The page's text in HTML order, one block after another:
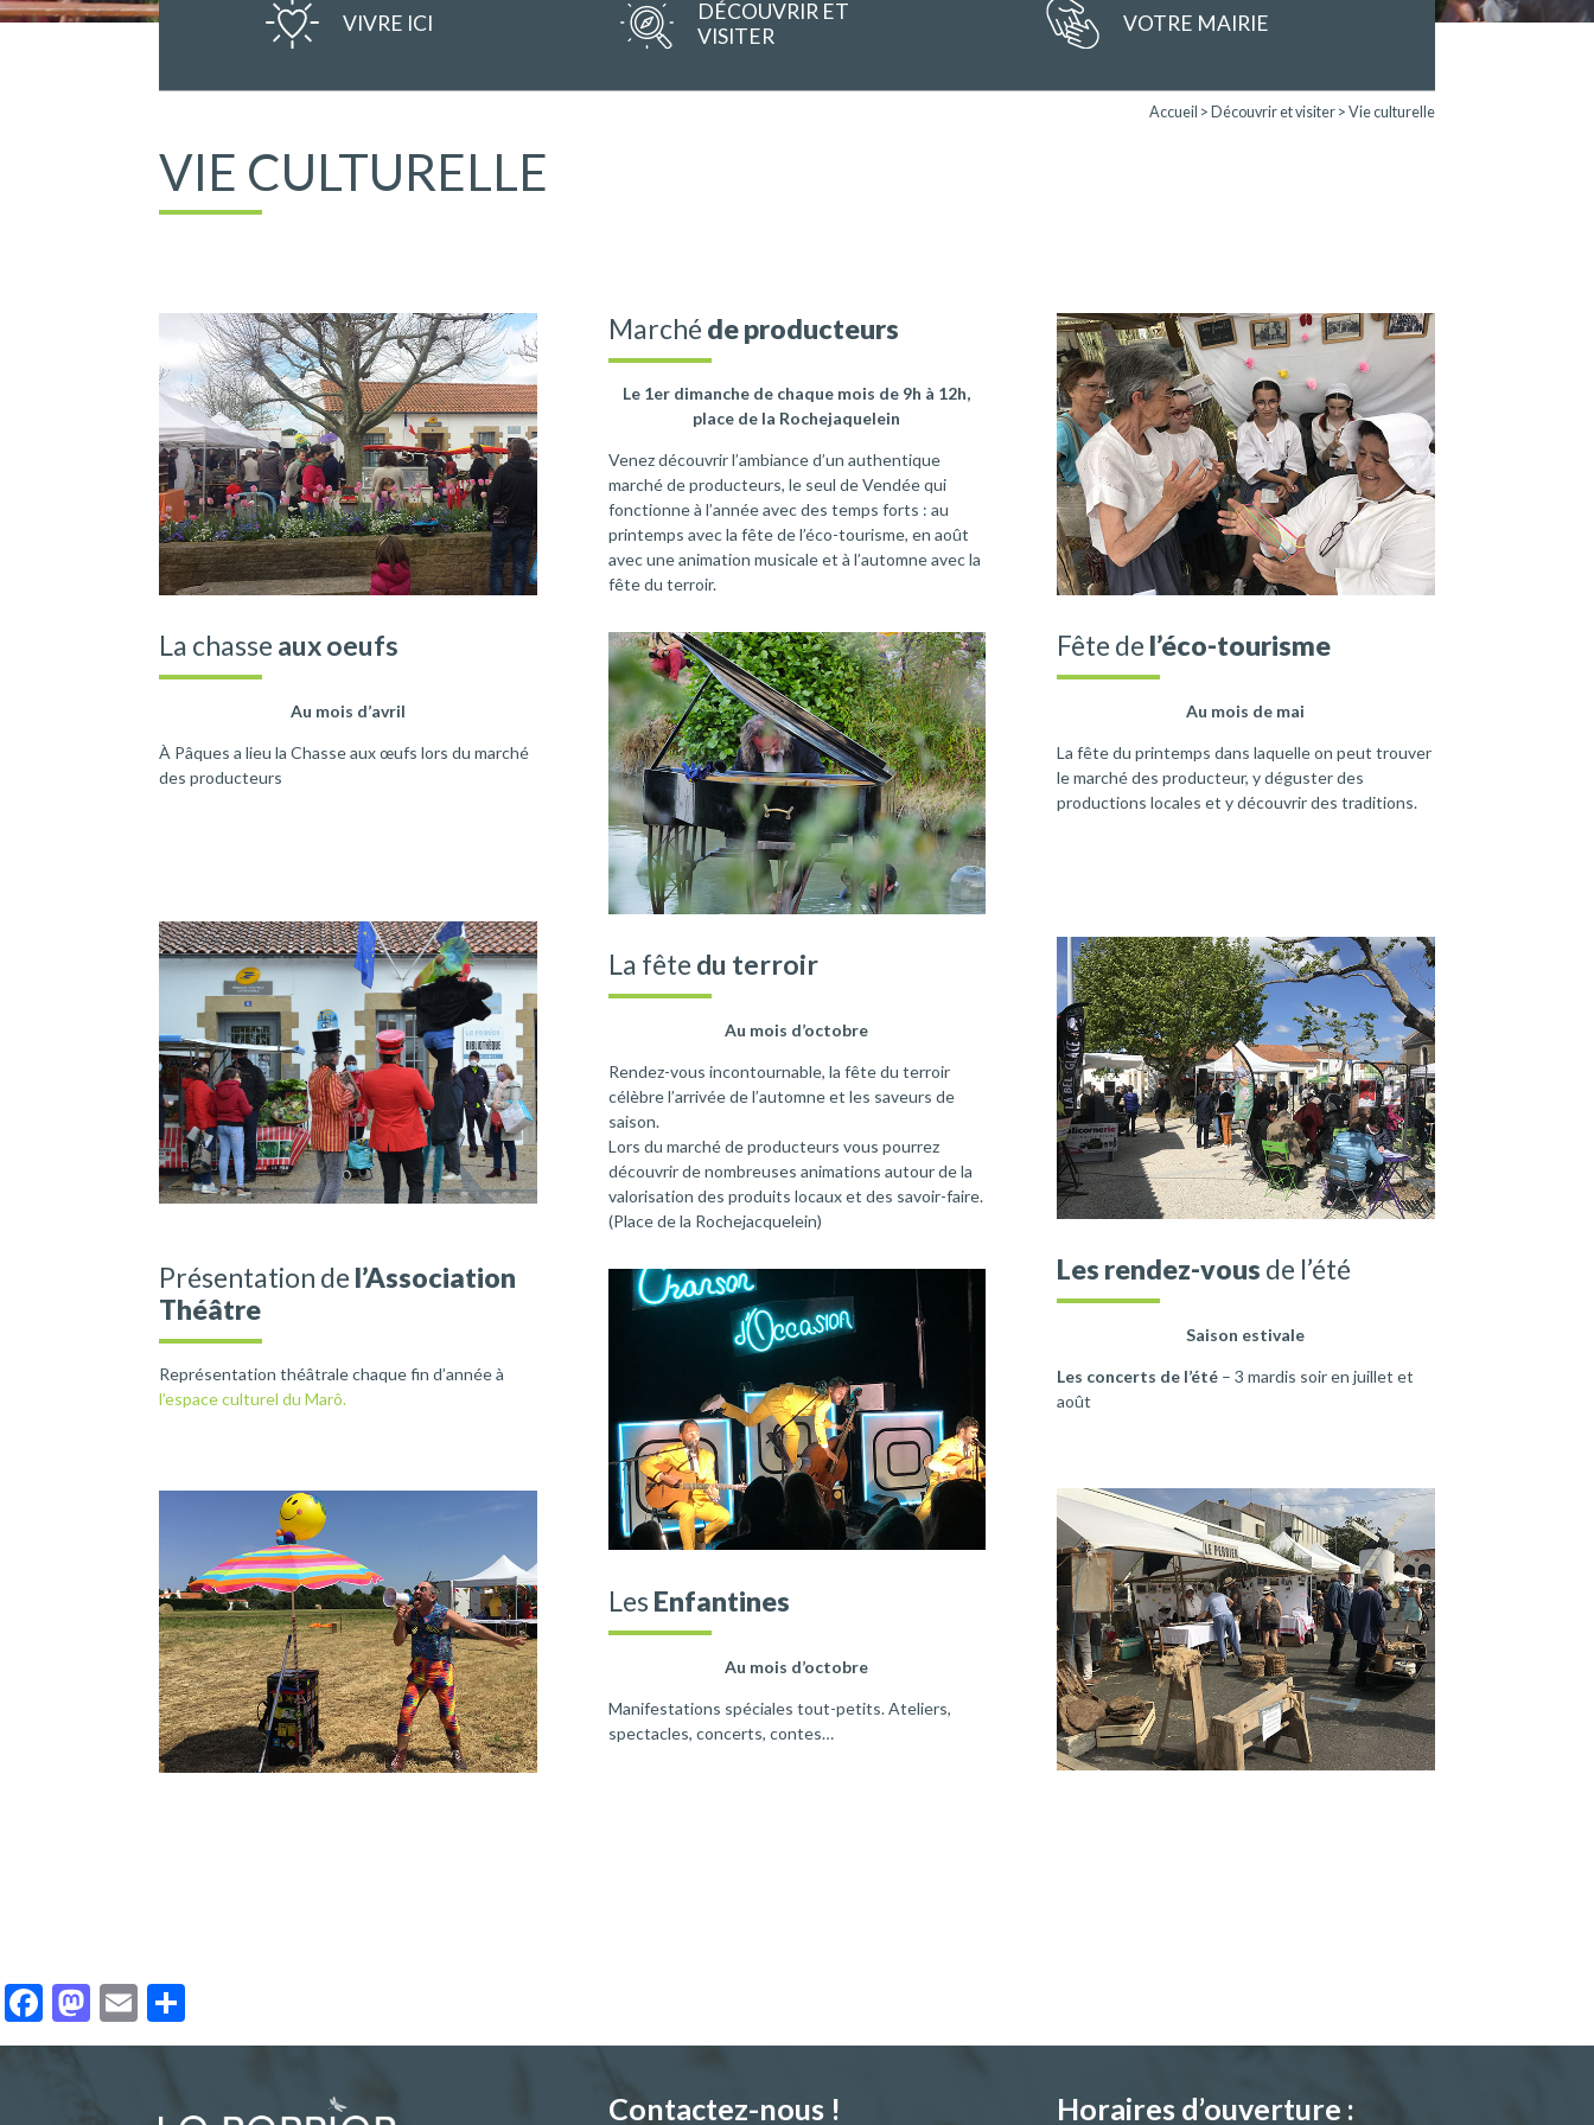
VIVRE ICI
DÉCOUVRIR ET
VISITER
VOTRE MAIRIE
Accueil > Découvrir et visiter> Vie culturelle
VIE CULTURELLE
La chasse aux oeufs
Au mois d’avril
À Pâques a lieu la Chasse aux œufs lors du marché
des producteurs
Présentation de l’Association
Théâtre
Représentation théâtrale chaque fin d’année à
l’espace culturel du Marô.
Marché de producteurs
Le 1er dimanche de chaque mois de 9h à 12h,
place de la Rochejaquelein
Venez découvrir l’ambiance d’un authentique
marché de producteurs, le seul de Vendée qui
fonctionne à l’année avec des temps forts : au
printemps avec la fête de l’éco-tourisme, en août
avec une animation musicale et à l’automne avec la
fête du terroir.
La fête du terroir
Au mois d’octobre
Rendez-vous incontournable, la fête du terroir
célèbre l’arrivée de l’automne et les saveurs de
saison.
Lors du marché de producteurs vous pourrez
découvrir de nombreuses animations autour de la
valorisation des produits locaux et des savoir-faire.
(Place de la Rochejacquelein)
Les Enfantines
Au mois d’octobre
Manifestations spéciales tout-petits. Ateliers,
spectacles, concerts, contes…
Fête de l’éco-tourisme
Au mois de mai
La fête du printemps dans laquelle on peut trouver
le marché des producteur, y déguster des
productions locales et y découvrir des traditions.
Les rendez-vous de l’été
Saison estivale
Les concerts de l’été– 3 mardis soir en juillet et
août
Facebook
Mastodon
Email
Contactez-nous ! Horaires d’ouverture :